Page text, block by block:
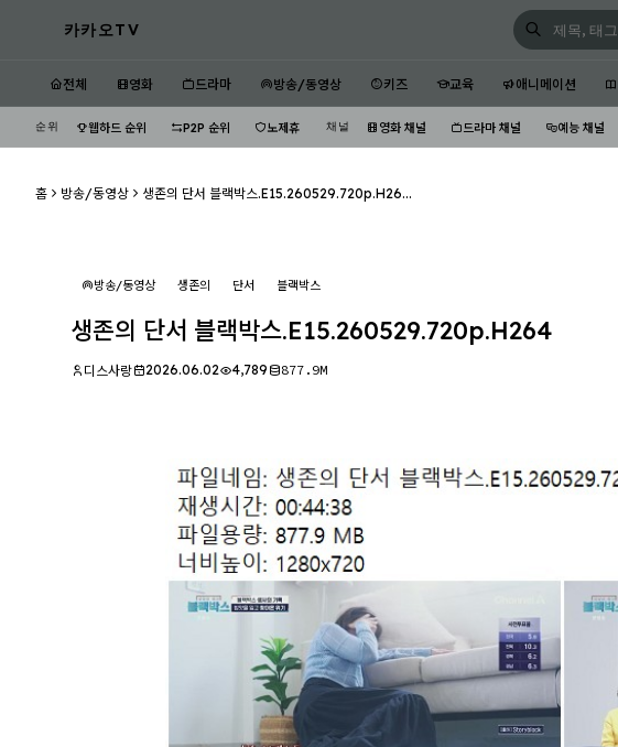
카카오TV
전체 영화 드라마 방송/동영상 키즈 교육 애니메이션
순위 웹하드 순위 P2P 순위 노제휴 채널 영화 채널 드라마 채널 예능 채널
홈 방송/동영상 생존의 단서 블랙박스.E15.260529.720p.H26...
방송/동영상 생존의 단서 블랙박스
생존의 단서 블랙박스.E15.260529.720p.H264
디스사랑 2026.06.02 4,789 877.9M